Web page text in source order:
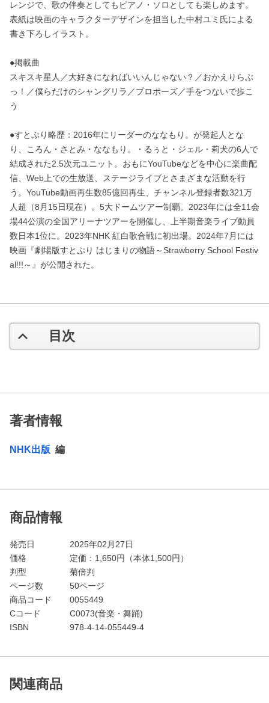
レンジで、歌の伴奏としてもピアノ・ソロとしても楽しめます。
表紙は映画のキャラクターデザインを担当した中村ユミ氏による
書き下ろしイラスト。
●掲載曲
スキスキ星人／大好きになればいいんじゃない？／おかえりらぶ
っ！／僕らだけのシャングリラ／プロポーズ／手をつないで歩こ
う
●すとぷり略歴：2016年にリーダーのななもり。が発起人とな
り、ころん・さとみ・ななもり。・るぅと・ジェル・莉犬の6人で
結成された2.5次元ユニット。おもにYouTubeなどを中心に楽曲配
信、Web上での生放送、ステージライブとさまざまな活動を行
う。YouTube動画再生数85億回再生、チャンネル登録者数321万
人超（8月15日現在）。5大ドームツアー制覇。2023年には全11会
場44公演の全国アリーナツアーを開催し、上半期音楽ライブ動員
数日本1位に。2023年NHK 紅白歌合戦に初出場。2024年7月には
映画『劇場版すとぷり はじまりの物語～Strawberry School Festiv
al!!!～』が公開された。
目次
著者情報
NHK出版 編
商品情報
発売日
2025年02月27日
価格
定価： 1,650円（本体1,500円）
判型
菊倍判
ページ数
50ページ
商品コード
0055449
Cコード
C0073(音楽・舞踊)
ISBN
978-4-14-055449-4
関連商品